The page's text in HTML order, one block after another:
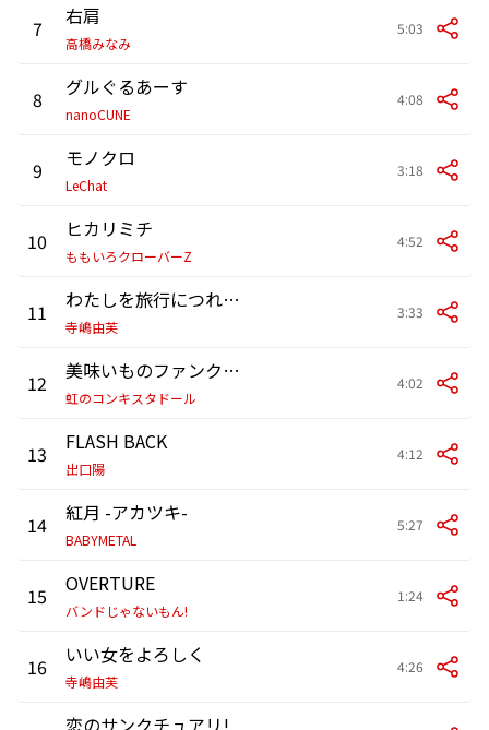
7 右肩
高橋みなみ
5:03
8 グルぐるあーす
nanoCUNE
4:08
9 モノクロ
LeChat
3:18
10 ヒカリミチ
ももいろクローバーZ
4:52
11 わたしを旅行につれてって
寺嶋由芙
3:33
12 美味いものファンクラブ
虹のコンキスタドール
4:02
13 FLASH BACK
出口陽
4:12
14 紅月 -アカツキ-
BABYMETAL
5:27
15 OVERTURE
バンドじゃないもん!
1:24
16 いい女をよろしく
寺嶋由芙
4:26
恋のサンクチュアリ!